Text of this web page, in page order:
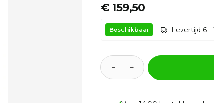
€ 159,50
Beschikbaar Levertijd 6 -
− +